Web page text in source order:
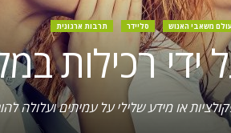
משאבי האנוש סליידר תרבות ארגונית
או מידע שלילי על עמיתים ועלולה